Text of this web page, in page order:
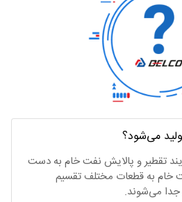
می‌شود؟
تقطیر و پالایش نفت خام به دست
خام به قطعات مختلف تقسیم
جدا می‌شوند.